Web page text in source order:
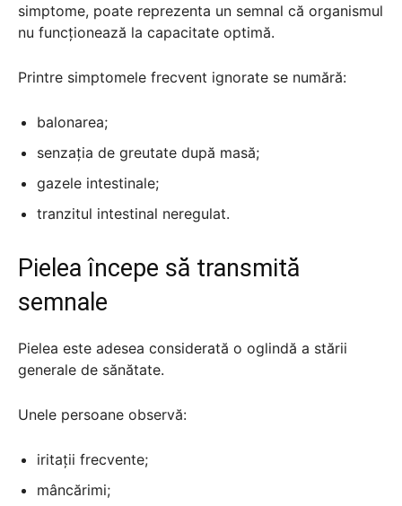
simptome, poate reprezenta un semnal că organismul
nu funcționează la capacitate optimă.
Printre simptomele frecvent ignorate se numără:
balonarea;
senzația de greutate după masă;
gazele intestinale;
tranzitul intestinal neregulat.
Pielea începe să transmită
semnale
Pielea este adesea considerată o oglindă a stării
generale de sănătate.
Unele persoane observă:
iritații frecvente;
mâncărimi;